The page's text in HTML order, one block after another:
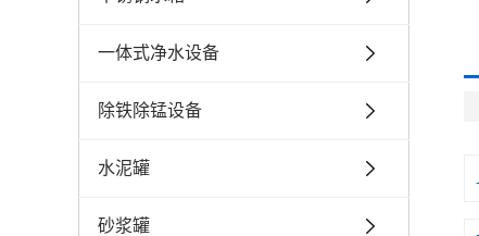
一体式净水设备
除铁除锰设备
水泥罐
砂浆罐